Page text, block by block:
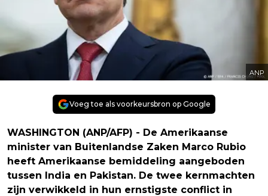
ANP
Voeg toe als voorkeursbron op Google
WASHINGTON (ANP/AFP) - De Amerikaanse
minister van Buitenlandse Zaken Marco Rubio
heeft Amerikaanse bemiddeling aangeboden
tussen India en Pakistan. De twee kernmachten
zijn verwikkeld in hun ernstigste conflict in